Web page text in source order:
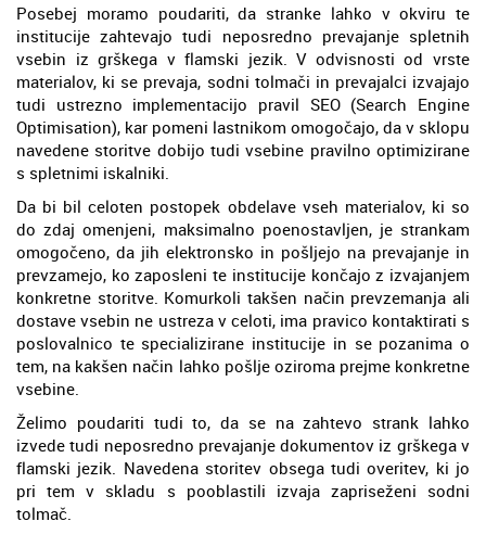
Posebej moramo poudariti, da stranke lahko v okviru te
institucije zahtevajo tudi neposredno prevajanje spletnih
vsebin iz grškega v flamski jezik. V odvisnosti od vrste
materialov, ki se prevaja, sodni tolmači in prevajalci izvajajo
tudi ustrezno implementacijo pravil SEO (Search Engine
Optimisation), kar pomeni lastnikom omogočajo, da v sklopu
navedene storitve dobijo tudi vsebine pravilno optimizirane
s spletnimi iskalniki.
Da bi bil celoten postopek obdelave vseh materialov, ki so
do zdaj omenjeni, maksimalno poenostavljen, je strankam
omogočeno, da jih elektronsko in pošljejo na prevajanje in
prevzamejo, ko zaposleni te institucije končajo z izvajanjem
konkretne storitve. Komurkoli takšen način prevzemanja ali
dostave vsebin ne ustreza v celoti, ima pravico kontaktirati s
poslovalnico te specializirane institucije in se pozanima o
tem, na kakšen način lahko pošlje oziroma prejme konkretne
vsebine.
Želimo poudariti tudi to, da se na zahtevo strank lahko
izvede tudi neposredno prevajanje dokumentov iz grškega v
flamski jezik. Navedena storitev obsega tudi overitev, ki jo
pri tem v skladu s pooblastili izvaja zapriseženi sodni
tolmač.